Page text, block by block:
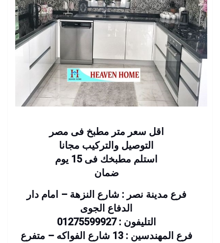
اقل سعر متر مطبخ فى مصر
التوصيل والتركيب مجانا
استلم مطبخك فى 15 يوم
ضمان
فرع مدينة نصر : شارع النزهة – امام دار
الدفاع الجوى
التليفون : 01275599927
فرع المهندسين : 13 شارع الفواكه – متفرع